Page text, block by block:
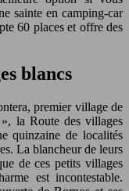
sainte en camping-car
60 places et offre des
blancs
premier village de
la Route des villages
quinzaine de localités
La blancheur de leurs
de ces petits villages
est incontestable.